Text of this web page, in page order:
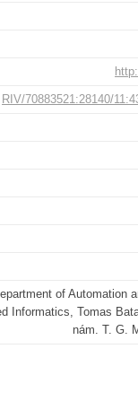
RIV/70883521:28140/
of Automation
Informatics, Tomas
nám. T. G.